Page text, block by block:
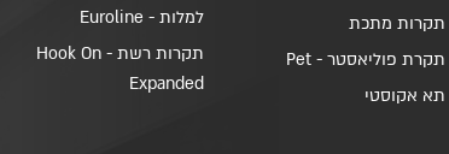
תקרות מתכת
תקרת פוליאסטר - Pet
תא אקוסטי
למלות - Euroline
תקרות רשת - Hook On
Expanded